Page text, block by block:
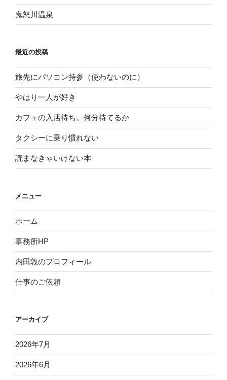
鬼怒川温泉
最近の投稿
旅先にパソコン持参（使わないのに）
やはり一人が好き
カフェの入店待ち。何分待てるか
タクシーに乗り慣れない
読まなきゃいけない本
メニュー
ホーム
事務所HP
内田敦のプロフィール
仕事のご依頼
アーカイブ
2026年7月
2026年6月